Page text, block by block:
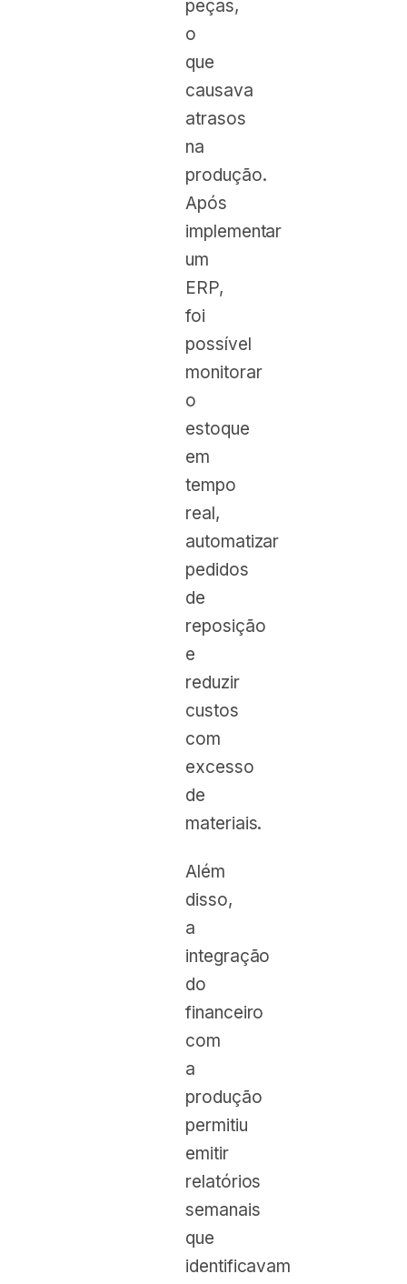
peças,
o
que
causava
atrasos
na
produção.
Após
implementar
um
ERP,
foi
possível
monitorar
o
estoque
em
tempo
real,
automatizar
pedidos
de
reposição
e
reduzir
custos
com
excesso
de
materiais.
Além
disso,
a
integração
do
financeiro
com
a
produção
permitiu
emitir
relatórios
semanais
que
identificavam